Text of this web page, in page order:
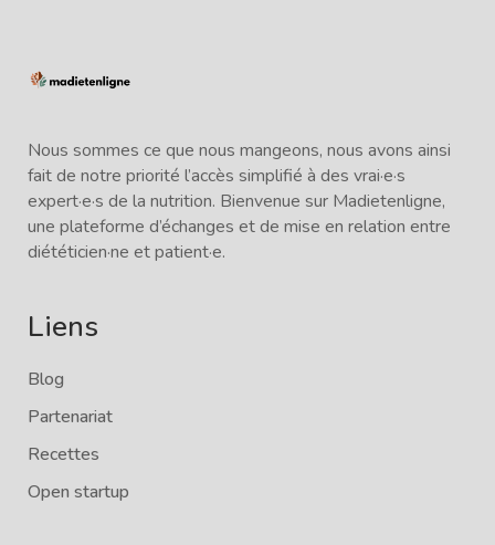
Nous sommes ce que nous mangeons, nous avons ainsi
fait de notre priorité l’accès simplifié à des vrai·e·s
expert·e·s de la nutrition. Bienvenue sur Madietenligne,
une plateforme d’échanges et de mise en relation entre
diététicien·ne et patient·e.
Liens
Blog
Partenariat
Recettes
Open startup